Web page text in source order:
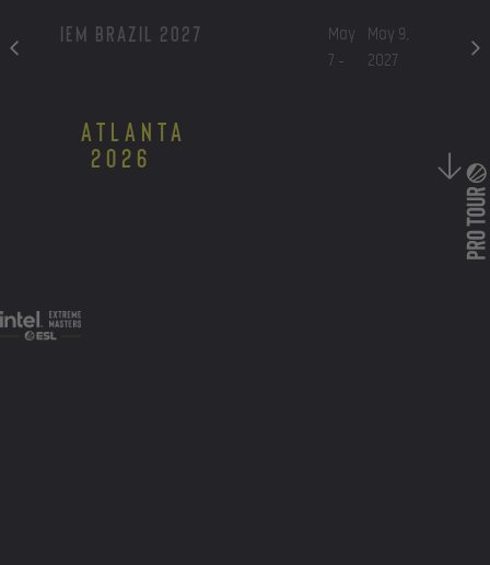
IEM Brazil 2027
May
7 -
May 9,
2027
Atlanta
2026